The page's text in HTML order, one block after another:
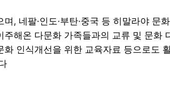
네팔·인도·부탄·중국 등 히말라야 문
해온 다문화 가족들과의 교류 및 문화
인식개선을 위한 교육자료 등으로도